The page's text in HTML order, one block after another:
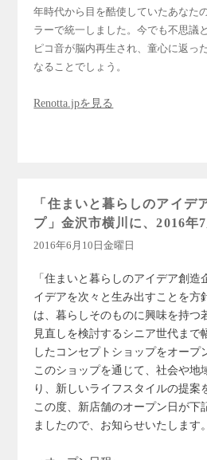
年時代から目を酷使していたあなた
ラーで統一しました。今でも不思議
ピコ音が脳内再生され、童心に返っ
なることでしょう。
Renotta.jpを見る
「住まいと暮らしのアイデ
プ」金沢市横川に、2016年
2016年6月10日金曜日
「住まいと暮らしのアイデア創
イデアを次々と生み出すことを方
は、暮らしそのものに興味を持つ
見直しを検討するシニア世代まで
したコンセプトショップをオープ
このショップを通じて、社会や地
り、新しいライフスタイルの提案
この度、新店舗のオープン日が下
ましたので、お知らせいたします。